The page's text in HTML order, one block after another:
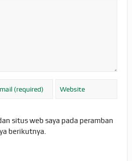
situs web saya pada peramban
berikutnya.